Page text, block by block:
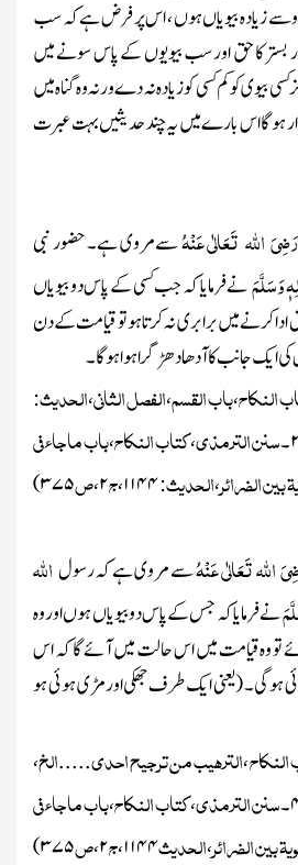
سے زیادہ بیویاں ہوں ، اس پر فرض ہے کہ سب
بستر کا حق اور سب بیویوں کے پاس سونے میں
بیوی کو کم کسی کو زیادہ نہ دے ورنہ وہ گناہ میں
دار ہو گا اس بارے میں یہ چند حدیثیں بہت عبرت
رَضِیَ اللہ تَعَالٰی عَنْہُسے مروی ہے۔ حضور نبی
وَسَلَّمَنے فرمایا کہ جب کسی کے پاس دو بیویاں
کرنے میں برابر ی نہ کرتا ہو تو قیامت کے دن
ایک جانب کا آدھا دھڑ گراہوا ہو گا۔
النکاح،باب القسم،الفصل الثانی،الحدیث:
۔سنن الترمذی،کتاب النکاح،باب ماجاء فی
بین الضرائر،الحدیث:۱۱۴۴،ج۲،ص۳۷۵)
اللہ تَعَالٰی عَنْہُسے مروی ہے کہ رسولاللہ
نے فرمایا کہ جس کے پاس دو بیویاں ہوں اور وہ
وہ قیامت میں اس حالت میں آئے گا کہ اس
ہوگی۔(یعنی ایک طرف جھکی اور مڑی ہوئی ہو
،الترہیب من ترجیح احدی.....الخ،
۔سنن الترمذی،کتاب النکاح،باب ماجاء فی
بین الضرائر،الحدیث۱۱۴۴،ج۲،ص۳۷۵)